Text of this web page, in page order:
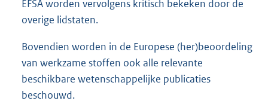
EFSA worden vervolgens kritisch bekeken door de
overige lidstaten.
Bovendien worden in de Europese (her)beoordeling
van werkzame stoffen ook alle relevante
beschikbare wetenschappelijke publicaties
beschouwd.